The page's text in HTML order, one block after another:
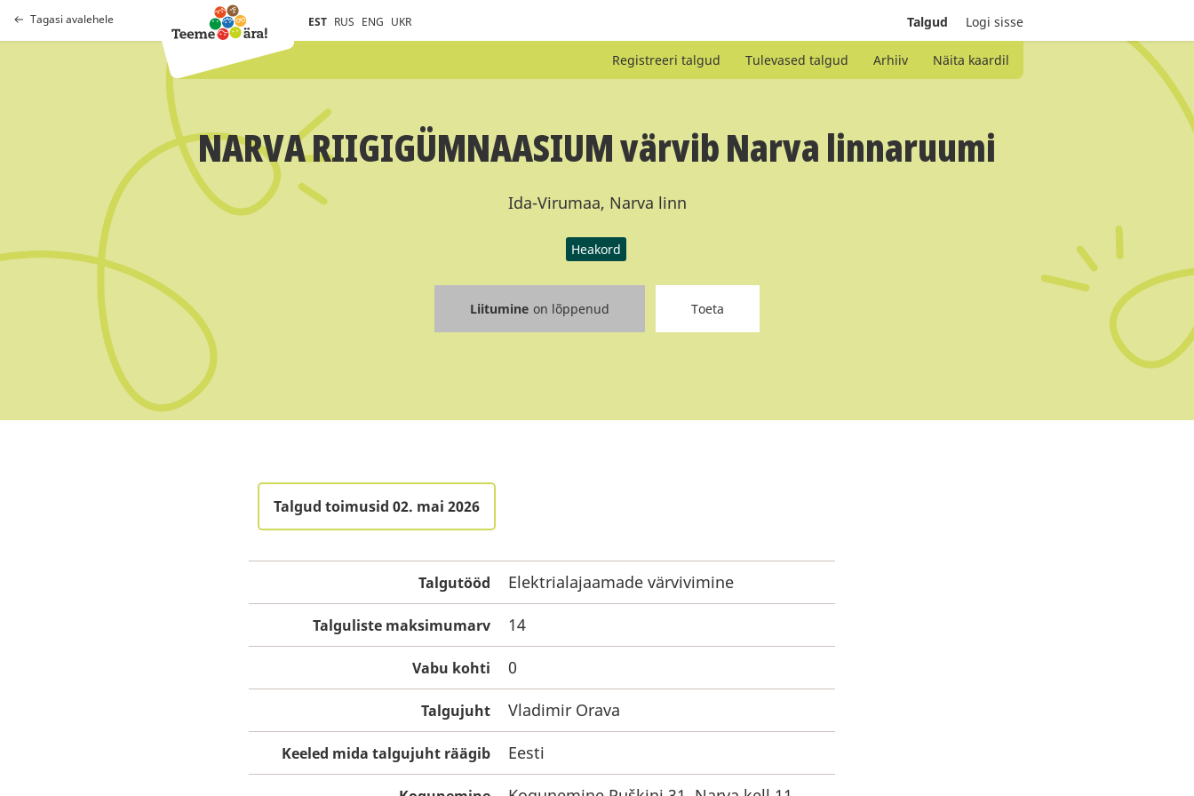
Tagasi avalehele EST RUS ENG UKR Talgud Logi sisse
Registreeri talgud Tulevased talgud Arhiiv Näita kaardil
NARVA RIIGIGÜMNAASIUM värvib Narva linnaruumi
Ida-Virumaa, Narva linn
Heakord
Liitumine on lõppenud Toeta
Talgud toimusid 02. mai 2026
Talgutööd Elektrialajaamade värvivimine
Talguliste maksimumarv 14
Vabu kohti 0
Talgujuht Vladimir Orava
Keeled mida talgujuht räägib Eesti